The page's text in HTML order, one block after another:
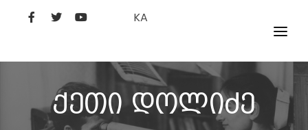
KA
ᲤᲘᲚᲛᲔᲑᲘ
ᲮᲔᲚᲝᲕᲐᲜᲘ
ᲙᲘᲜᲝᲡᲢᲣᲓᲘᲐ
ქეთი დოლიძე